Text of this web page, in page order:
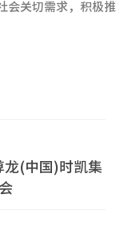
会关切需求，积极推
龙(中国)时凯集